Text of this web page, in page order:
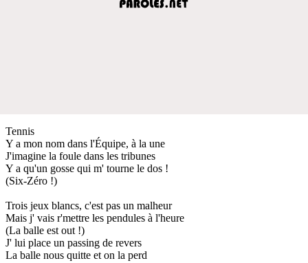
Tennis
Y a mon nom dans l'Équipe, à la une
J'imagine la foule dans les tribunes
Y a qu'un gosse qui m' tourne le dos !
(Six-Zéro !)
Trois jeux blancs, c'est pas un malheur
Mais j' vais r'mettre les pendules à l'heure
(La balle est out !)
J' lui place un passing de revers
La balle nous quitte et on la perd